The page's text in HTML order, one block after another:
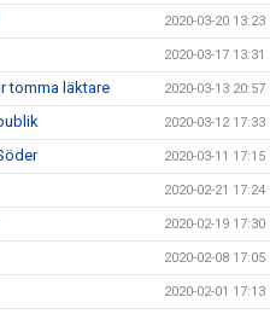
2020-03-20 13:23
2020-03-17 13:31
tomma läktare 2020-03-13 20:57
2020-03-12 17:33
2020-03-11 17:15
2020-02-21 17:24
2020-02-19 17:30
2020-02-08 17:05
2020-02-01 17:13